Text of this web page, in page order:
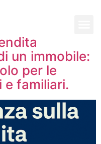
un immobile:
per le
e familiari.